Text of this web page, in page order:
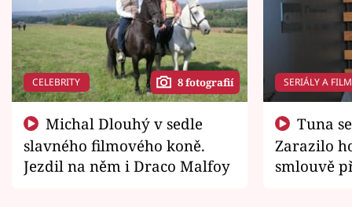
CELEBRITY 8 fotografií
slavného filmového koně.
Jezdil na něm i Draco Malfoy
SERIÁLY A
Zarazilo
smlouvě